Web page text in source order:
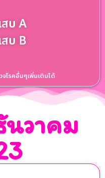
บ A
บ B
โรคอื่นๆเพิ่มเติมได้
นวาคม